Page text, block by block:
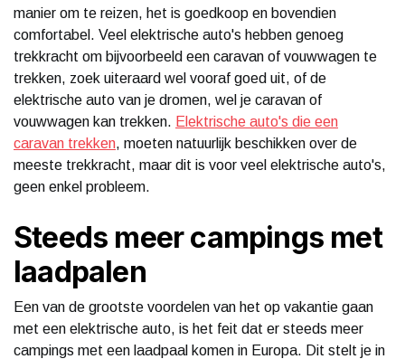
manier om te reizen, het is goedkoop en bovendien
comfortabel. Veel elektrische auto's hebben genoeg
trekkracht om bijvoorbeeld een caravan of vouwwagen te
trekken, zoek uiteraard wel vooraf goed uit, of de
elektrische auto van je dromen, wel je caravan of
vouwwagen kan trekken. Elektrische auto's die een
caravan trekken, moeten natuurlijk beschikken over de
meeste trekkracht, maar dit is voor veel elektrische auto's,
geen enkel probleem.
Steeds meer campings met
laadpalen
Een van de grootste voordelen van het op vakantie gaan
met een elektrische auto, is het feit dat er steeds meer
campings met een laadpaal komen in Europa. Dit stelt je in